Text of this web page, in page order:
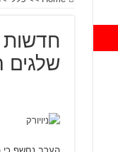
שלגים